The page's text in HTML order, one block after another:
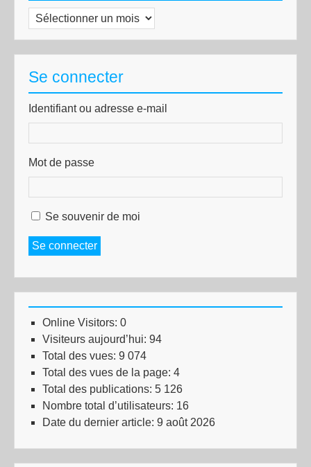
Archives
Se connecter
Identifiant ou adresse e-mail
Mot de passe
Se souvenir de moi
Se connecter
Online Visitors: 0
Visiteurs aujourd’hui: 94
Total des vues: 9 074
Total des vues de la page: 4
Total des publications: 5 126
Nombre total d’utilisateurs: 16
Date du dernier article: 9 août 2026